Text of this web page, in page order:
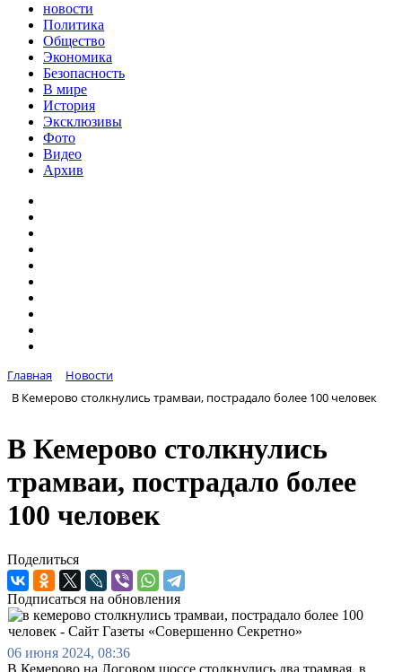
новости
Политика
Общество
Экономика
Безопасность
В мире
История
Эксклюзивы
Фото
Видео
Архив
Главная
Новости
В Кемерово столкнулись трамваи, пострадало более 100 человек
В Кемерово столкнулись
трамваи, пострадало более
100 человек
Поделиться
Подписаться на обновления
06 июня 2024, 08:36
В Кемерово на Логовом шоссе столкнулись два трамвая, в